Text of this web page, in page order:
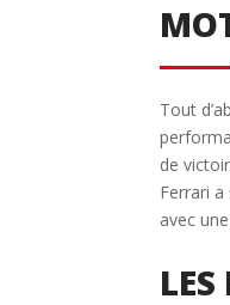
Tout
de
Ferrari
avec